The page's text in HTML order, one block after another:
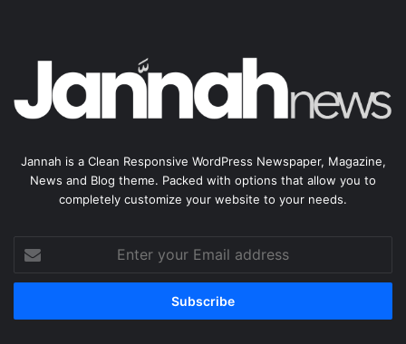
Jannah is a Clean Responsive WordPress Newspaper, Magazine,
News and Blog theme. Packed with options that allow you to
completely customize your website to your needs.
your
Email